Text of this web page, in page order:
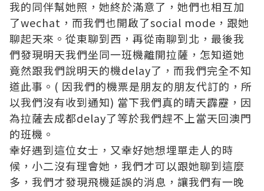
我的同伴幫她照，她終於滿意了，她們也相互加
了wechat，而我們也開啟了social mode，跟她
聊起天來。從東聊到西，再從南聊到北，最後我
們發現明天我們坐同一班機離開拉薩，怎知道她
竟然跟我們說明天的機delay了，而我們完全不知
道此事。( 因我們的機票是朋友的朋友代訂的，所
以我們沒有收到通知) 當下我們真的晴天霹靂，因
為拉薩去成都delay了等於我們趕不上當天回澳門
的班機。
幸好遇到這位女士，又幸好她想埋單走人的時
候，小二沒有理會她，我們才可以跟她聊到這麼
多，我們才發現飛機延誤的消息，讓我們有一晚